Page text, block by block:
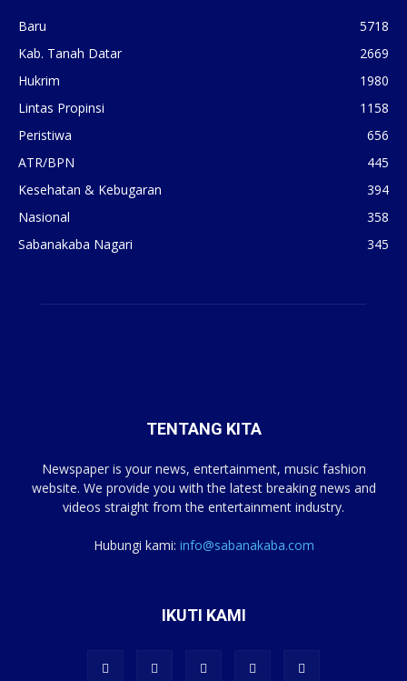
Baru
5718
Kab. Tanah Datar
2669
Hukrim
1980
Lintas Propinsi
1158
Peristiwa
656
ATR/BPN
445
Kesehatan & Kebugaran
394
Nasional
358
Sabanakaba Nagari
345
TENTANG KITA
Newspaper is your news, entertainment, music fashion
website. We provide you with the latest breaking news and
videos straight from the entertainment industry.
Hubungi kami: info@sabanakaba.com
IKUTI KAMI